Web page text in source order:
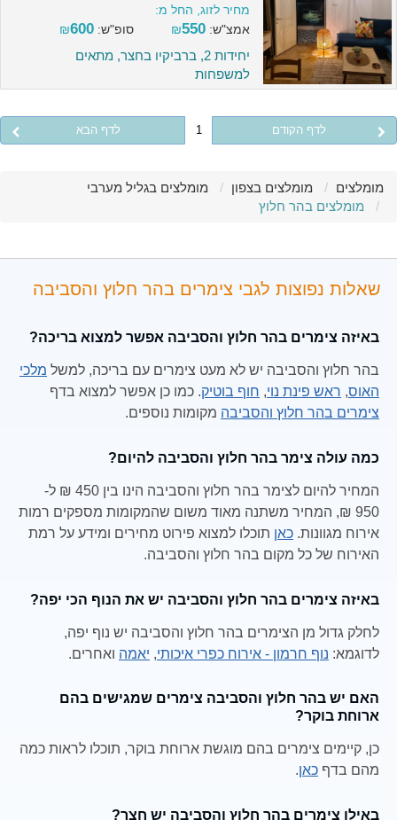
מחיר לזוג, החל מ:
אמצ"ש:
₪550 סופ"ש: ₪600
יחידות 2, ברביקיו בחצר, מתאים
למשפחות
לדף הקודם 1 לדף הבא
מומלצים מומלצים בצפון
מומלצים בגליל מערבי
מומלצים בהר חלוץ
שאלות נפוצות לגבי צימרים בהר חלוץ והסביבה
באיזה צימרים בהר חלוץ והסביבה אפשר למצוא בריכה?
בהר חלוץ והסביבה יש לא מעט צימרים עם בריכה, למשל מלכי
האוס, ראש פינת נוי, חוף בוטיק. כמו כן אפשר למצוא בדף
צימרים בהר חלוץ והסביבה מקומות נוספים.
כמה עולה צימר בהר חלוץ והסביבה להיום?
המחיר להיום לצימר בהר חלוץ והסביבה הינו בין 450 ₪ ל-
950 ₪, המחיר משתנה מאוד משום שהמקומות מספקים רמות
אירוח מגוונות. כאן תוכלו למצוא פירוט מחירים ומידע על רמת
האירוח של כל מקום בהר חלוץ והסביבה.
באיזה צימרים בהר חלוץ והסביבה יש את הנוף הכי יפה?
לחלק גדול מן הצימרים בהר חלוץ והסביבה יש נוף יפה,
לדוגמא: נוף חרמון - אירוח כפרי איכותי, יאמה ואחרים.
האם יש בהר חלוץ והסביבה צימרים שמגישים בהם
ארוחת בוקר?
כן, קיימים צימרים בהם מוגשת ארוחת בוקר, תוכלו לראות כמה
מהם בדף כאן.
באילו צימרים בהר חלוץ והסביבה יש חצר?